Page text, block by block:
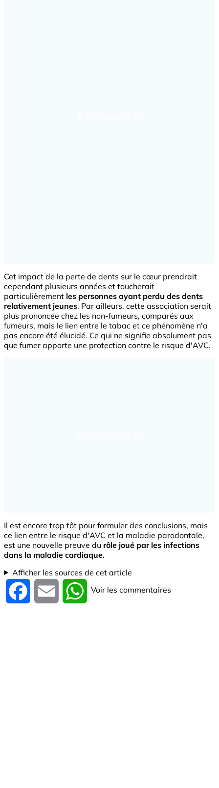
Cet impact de la perte de dents sur le cœur prendrait
cependant plusieurs années et toucherait
particulièrement les personnes ayant perdu des dents
relativement jeunes. Par ailleurs, cette association serait
plus prononcée chez les non-fumeurs, comparés aux
fumeurs, mais le lien entre le tabac et ce phénomène n'a
pas encore été élucidé. Ce qui ne signifie absolument pas
que fumer apporte une protection contre le risque d'AVC.
Il est encore trop tôt pour formuler des conclusions, mais
ce lien entre le risque d'AVC et la maladie parodontale,
est une nouvelle preuve du rôle joué par les infections
dans la maladie cardiaque.
Afficher les sources de cet article
Facebook Email WhatsApp
Voir les commentaires